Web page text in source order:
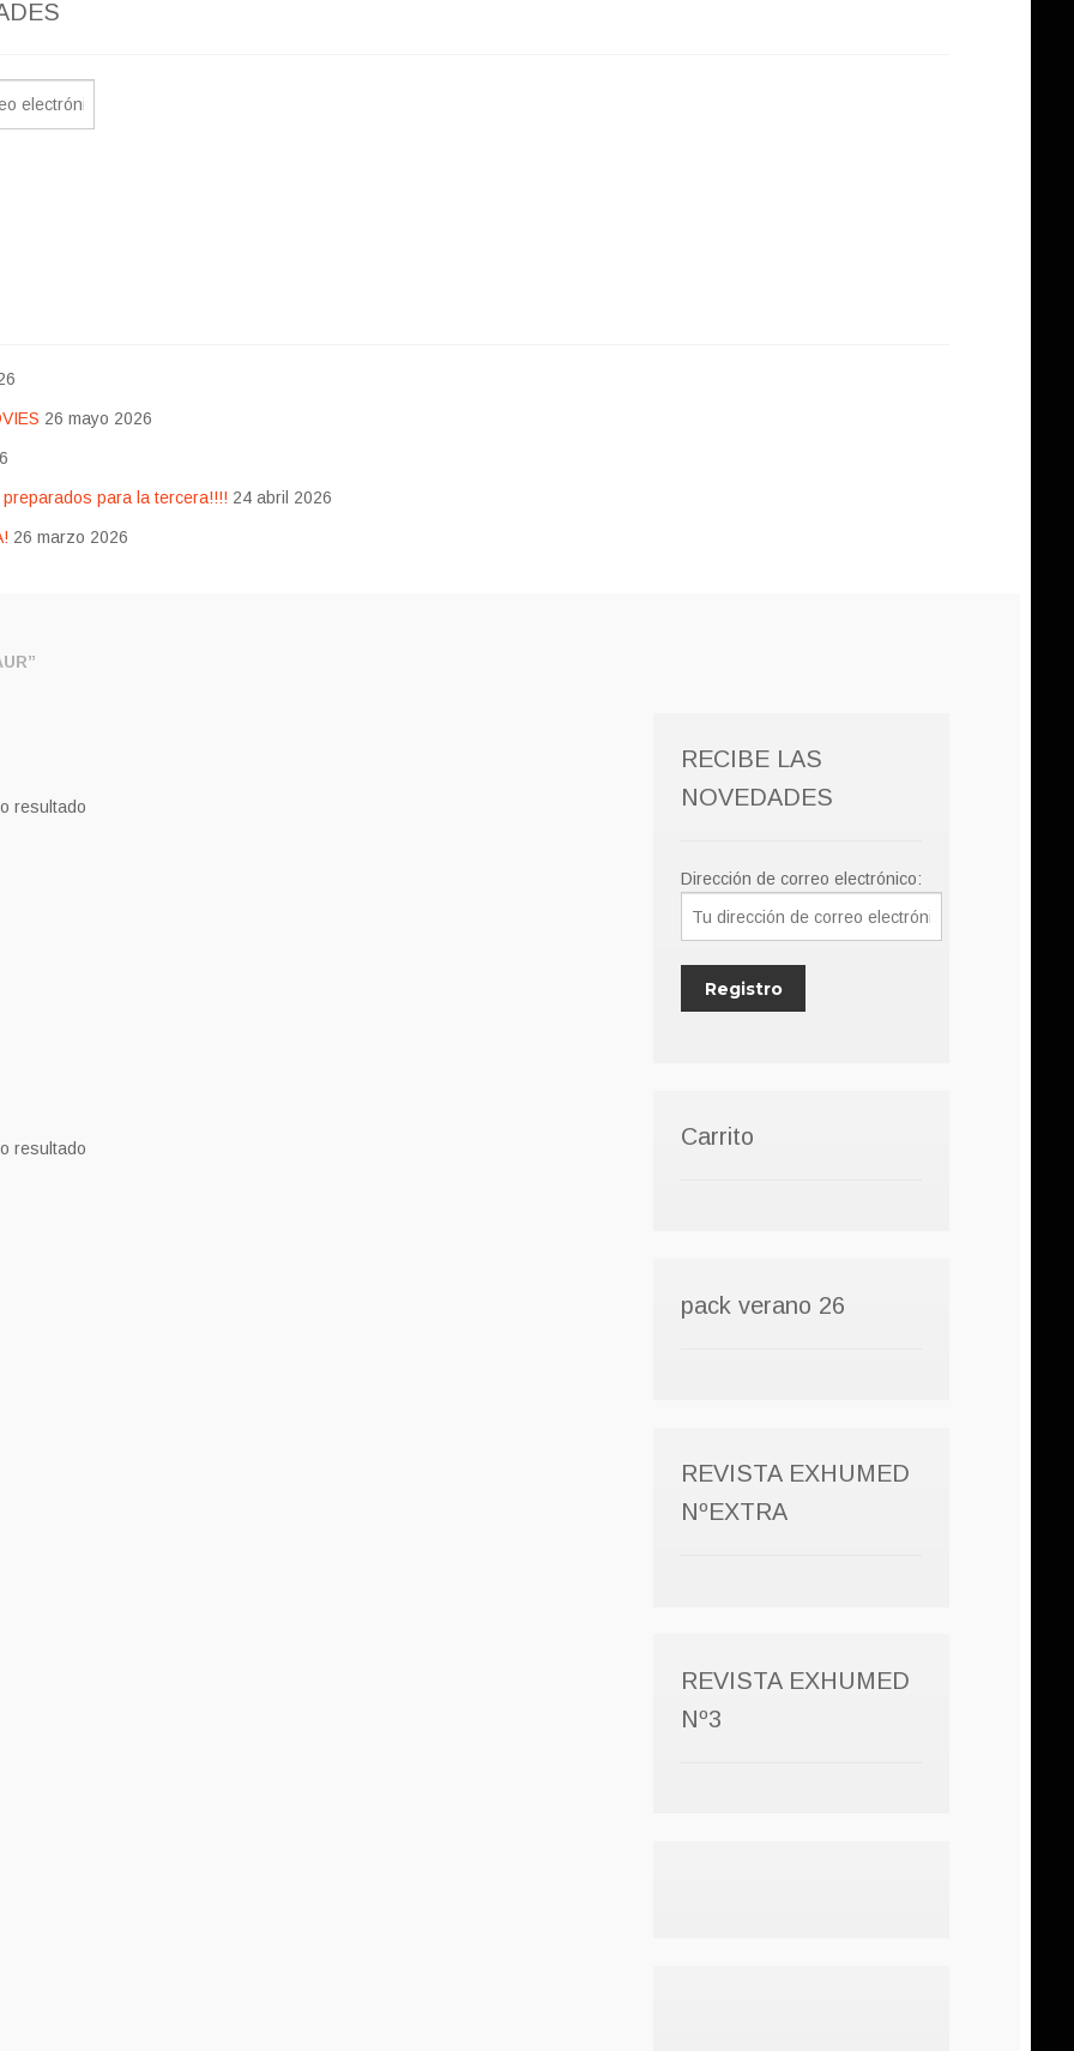
26 mayo 2026
para la tercera!!!! 24 abril 2026
26 marzo 2026
resultado
resultado
RECIBE LAS
NOVEDADES
Dirección de correo electrónico:
Carrito
pack verano 26
REVISTA EXHUMED
NºEXTRA
REVISTA EXHUMED
Nº3